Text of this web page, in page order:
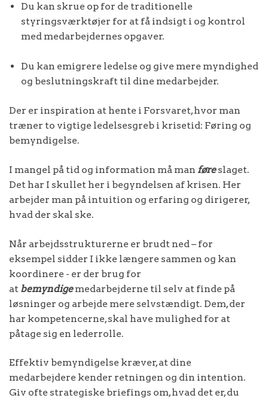
Du kan skrue op for de traditionelle
styringsværktøjer for at få indsigt i og kontrol
med medarbejdernes opgaver.
Du kan emigrere ledelse og give mere myndighed
og beslutningskraft til dine medarbejder.
Der er inspiration at hente i Forsvaret, hvor man
træner to vigtige ledelsesgreb i krisetid: Føring og
bemyndigelse.
I mangel på tid og information må man føreslaget.
Det har I skullet her i begyndelsen af krisen. Her
arbejder man på intuition og erfaring og dirigerer,
hvad der skal ske.
Når arbejdsstrukturerne er brudt ned – for
eksempel sidder I ikke længere sammen og kan
koordinere - er der brug for
at bemyndigemedarbejderne til selv at finde på
løsninger og arbejde mere selvstændigt. Dem, der
har kompetencerne, skal have mulighed for at
påtage sig en lederrolle.
Effektiv bemyndigelse kræver, at dine
medarbejdere kender retningen og din intention.
Giv ofte strategiske briefings om, hvad det er, du